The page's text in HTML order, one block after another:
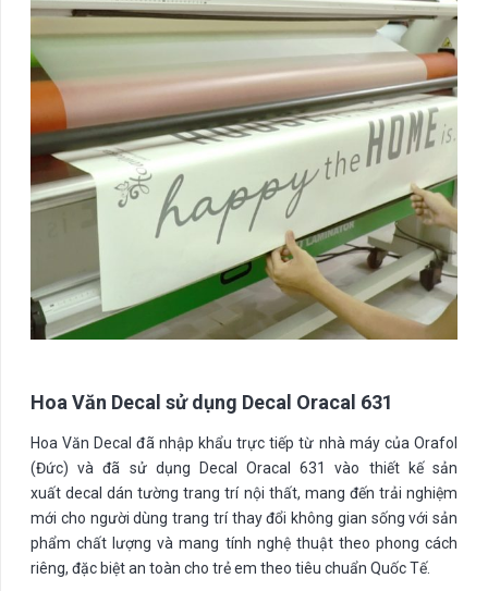
Hoa Văn Decal sử dụng Decal Oracal 631
Hoa Văn Decal đã nhập khẩu trực tiếp từ nhà máy của Orafol
(Đức) và đã sử dụng Decal Oracal 631 vào thiết kế sản
xuất decal dán tường trang trí nội thất, mang đến trải nghiệm
mới cho người dùng trang trí thay đổi không gian sống với sản
phẩm chất lượng và mang tính nghệ thuật theo phong cách
riêng, đặc biệt an toàn cho trẻ em theo tiêu chuẩn Quốc Tế.